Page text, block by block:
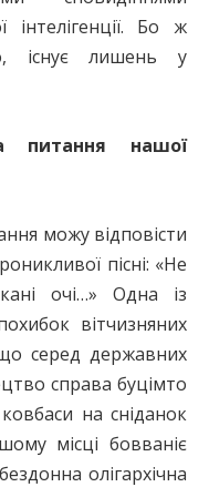
інтелігенції. Бо ж
існує лишень у
питання нашої
можу відповісти
пісні: «Не
очі…» Одна із
вітчизняних
серед державних
справа буцімто
на сніданок
місці бовваніє
олігархічна